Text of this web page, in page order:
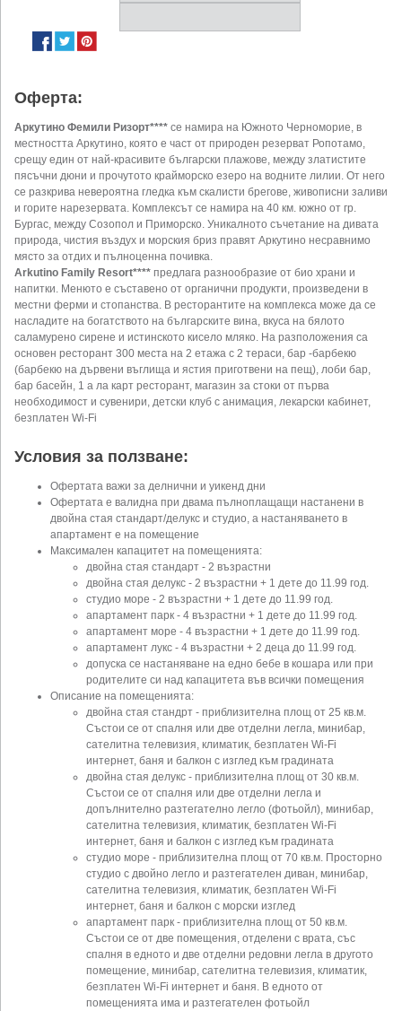
Оферта:
Аркутино Фемили Ризорт**** се намира на Южното Черноморие, в
местността Аркутино, която е част от природен резерват Ропотамо,
срещу един от най-красивите български плажове, между златистите
пясъчни дюни и прочутото крайморско езеро на водните лилии. От него
се разкрива невероятна гледка към скалисти брегове, живописни заливи
и горите нарезервата. Комплексът се намира на 40 км. южно от гр.
Бургас, между Созопол и Приморско. Уникалното съчетание на дивата
природа, чистия въздух и морския бриз правят Аркутино несравнимо
място за отдих и пълноценна почивка.
Arkutino Family Resort**** предлага разнообразие от био храни и
напитки. Менюто е съставено от органични продукти, произведени в
местни ферми и стопанства. В ресторантите на комплекса може да се
насладите на богатството на българските вина, вкуса на бялото
саламурено сирене и истинското кисело мляко. На разположения са
основен ресторант 300 места на 2 етажа с 2 тераси, бар -барбекю
(барбекю на дървени въглища и ястия приготвени на пещ), лоби бар,
бар басейн, 1 а ла карт ресторант, магазин за стоки от първа
необходимост и сувенири, детски клуб с анимация, лекарски кабинет,
безплатен Wi-Fi
Условия за ползване:
Офертата важи за делнични и уикенд дни
Офертата е валидна при двама пълноплащащи настанени в
двойна стая стандарт/делукс и студио, а настаняването в
апартамент е на помещение
Максимален капацитет на помещенията:
двойна стая стандарт - 2 възрастни
двойна стая делукс - 2 възрастни + 1 дете до 11.99 год.
студио море - 2 възрастни + 1 дете до 11.99 год.
апартамент парк - 4 възрастни + 1 дете до 11.99 год.
апартамент море - 4 възрастни + 1 дете до 11.99 год.
апартамент лукс - 4 възрастни + 2 деца до 11.99 год.
допуска се настаняване на едно бебе в кошара или при
родителите си над капацитета във всички помещения
Описание на помещенията:
двойна стая стандрт - приблизителна площ от 25 кв.м.
Състои се от спалня или две отделни легла, минибар,
сателитна телевизия, климатик, безплатен Wi-Fi
интернет, баня и балкон с изглед към градината
двойна стая делукс - приблизителна площ от 30 кв.м.
Състои се от спалня или две отделни легла и
допълнително разтегателно легло (фотьойл), минибар,
сателитна телевизия, климатик, безплатен Wi-Fi
интернет, баня и балкон с изглед към градината
студио море - приблизителна площ от 70 кв.м. Просторно
студио с двойно легло и разтегателен диван, минибар,
сателитна телевизия, климатик, безплатен Wi-Fi
интернет, баня и балкон с морски изглед
апартамент парк - приблизителна площ от 50 кв.м.
Състои се от две помещения, отделени с врата, със
спалня в едното и две отделни редовни легла в другото
помещение, минибар, сателитна телевизия, климатик,
безплатен Wi-Fi интернет и баня. В едното от
помещенията има и разтегателен фотьойл